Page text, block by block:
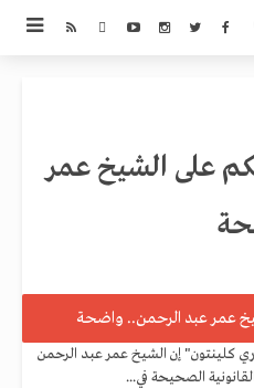
على الشيخ عمر
كلينتون" إن الشيخ عمر عبد الرحمن
الصحيحة في...